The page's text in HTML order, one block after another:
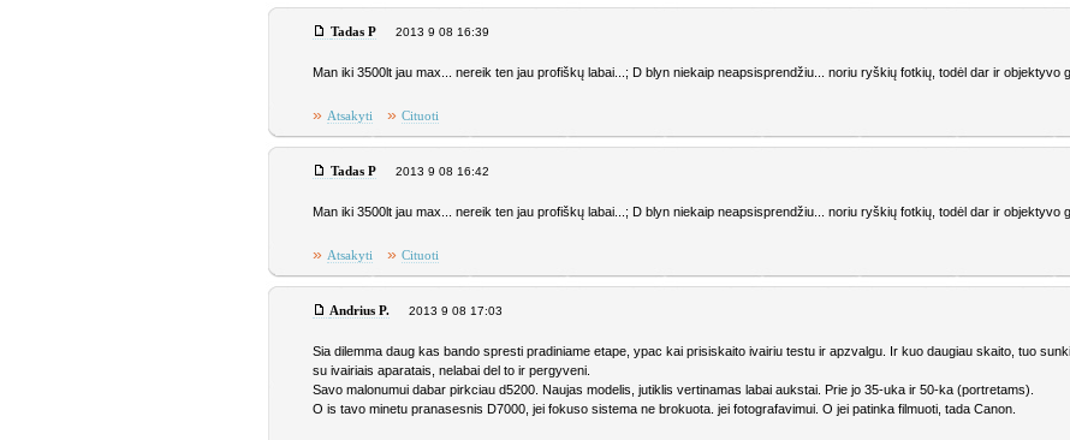
Tadas P 2013 9 08 16:39
Man iki 3500lt jau max... nereik ten jau profiškų labai...; D blyn niekaip neapsisprendžiu... noriu ryškių fotkių, todėl dar ir objektyvo
» Atsakyti » Cituoti
Tadas P 2013 9 08 16:42
Man iki 3500lt jau max... nereik ten jau profiškų labai...; D blyn niekaip neapsisprendžiu... noriu ryškių fotkių, todėl dar ir objektyvo
» Atsakyti » Cituoti
Andrius P. 2013 9 08 17:03
Sia dilemma daug kas bando spresti pradiniame etape, ypac kai prisiskaito ivairiu testu ir apzvalgu. Ir kuo daugiau skaito, tuo
su ivairiais aparatais, nelabai del to ir pergyveni.
Savo malonumui dabar pirkciau d5200. Naujas modelis, jutiklis vertinamas labai aukstai. Prie jo 35-uka ir 50-ka (portretams).
O is tavo minetu pranasesnis D7000, jei fokuso sistema ne brokuota. jei fotografavimui. O jei patinka filmuoti, tada Canon.